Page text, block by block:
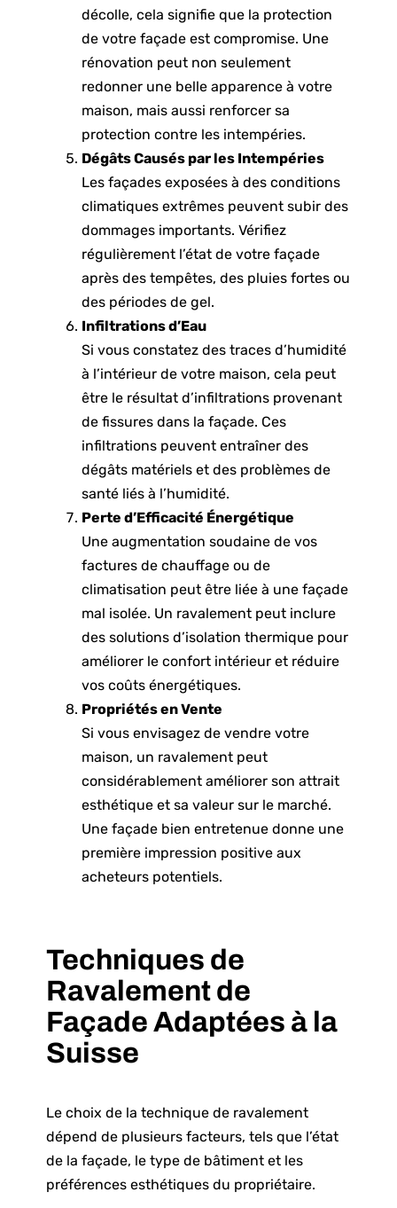
décolle, cela signifie que la protection
de votre façade est compromise. Une
rénovation peut non seulement
redonner une belle apparence à votre
maison, mais aussi renforcer sa
protection contre les intempéries.
Dégâts Causés par les Intempéries
Les façades exposées à des conditions
climatiques extrêmes peuvent subir des
dommages importants. Vérifiez
régulièrement l’état de votre façade
après des tempêtes, des pluies fortes ou
des périodes de gel.
Infiltrations d’Eau
Si vous constatez des traces d’humidité
à l’intérieur de votre maison, cela peut
être le résultat d’infiltrations provenant
de fissures dans la façade. Ces
infiltrations peuvent entraîner des
dégâts matériels et des problèmes de
santé liés à l’humidité.
Perte d’Efficacité Énergétique
Une augmentation soudaine de vos
factures de chauffage ou de
climatisation peut être liée à une façade
mal isolée. Un ravalement peut inclure
des solutions d’isolation thermique pour
améliorer le confort intérieur et réduire
vos coûts énergétiques.
Propriétés en Vente
Si vous envisagez de vendre votre
maison, un ravalement peut
considérablement améliorer son attrait
esthétique et sa valeur sur le marché.
Une façade bien entretenue donne une
première impression positive aux
acheteurs potentiels.
Techniques de
Ravalement de
Façade Adaptées à la
Suisse
Le choix de la technique de ravalement
dépend de plusieurs facteurs, tels que l’état
de la façade, le type de bâtiment et les
préférences esthétiques du propriétaire.